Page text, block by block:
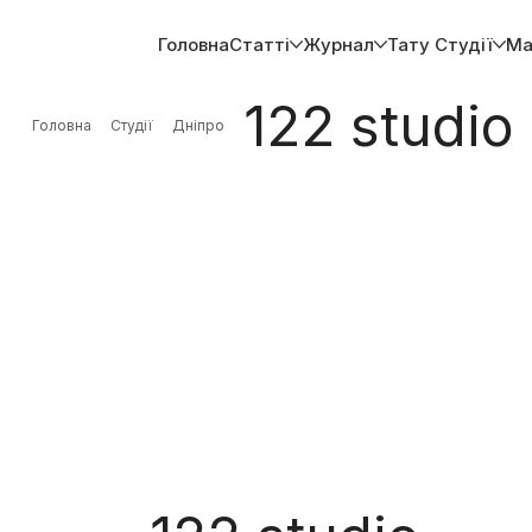
ГоловнаСтатті Журнал Тату Студії
Головна Студії Дніпро 122 studio